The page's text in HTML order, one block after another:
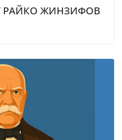
РАЙКО ЖИНЗИФОВ